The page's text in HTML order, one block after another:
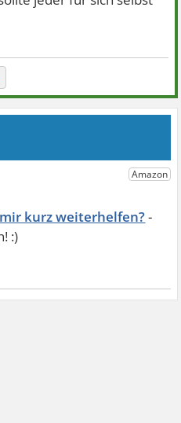
kurz weiterhelfen?